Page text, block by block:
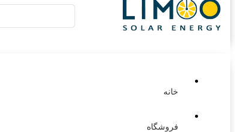
خانه
فروشگاه